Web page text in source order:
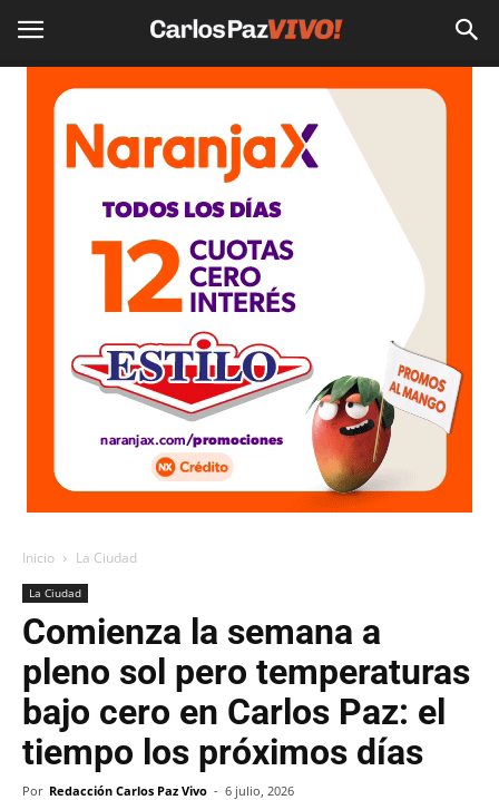
Inicio La Ciudad
La Ciudad
Comienza la semana a
pleno sol pero temperaturas
bajo cero en Carlos Paz: el
tiempo los próximos días
Por Redacción Carlos Paz Vivo - 6 julio, 2026